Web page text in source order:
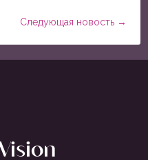
Следующая новость→